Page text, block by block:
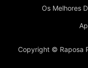
Os Melhores
Copyright © Raposa